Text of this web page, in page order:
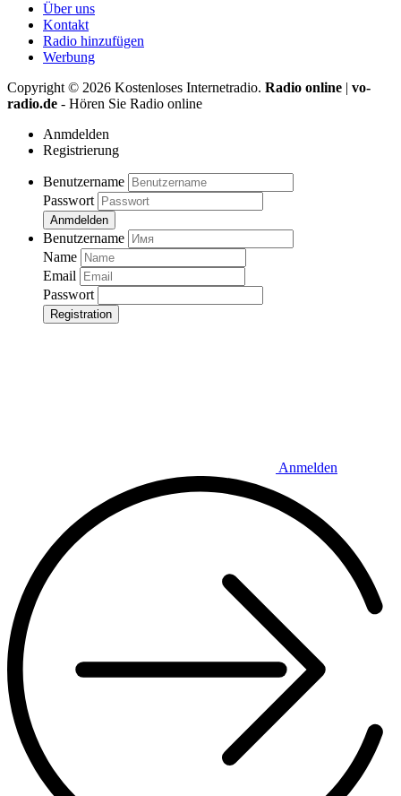
Über uns
Kontakt
Radio hinzufügen
Werbung
Copyright © 2026 Kostenloses Internetradio. Radio online | vo-
radio.de - Hören Sie Radio online
Anmdelden
Registrierung
Benutzername
Passwort
Anmdelden
Benutzername
Name
Email
Passwort
Registration
Anmelden